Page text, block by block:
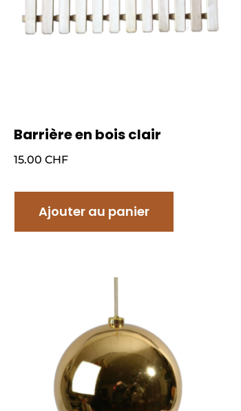
Barrière en bois clair
15.00 CHF
Ajouter au panier